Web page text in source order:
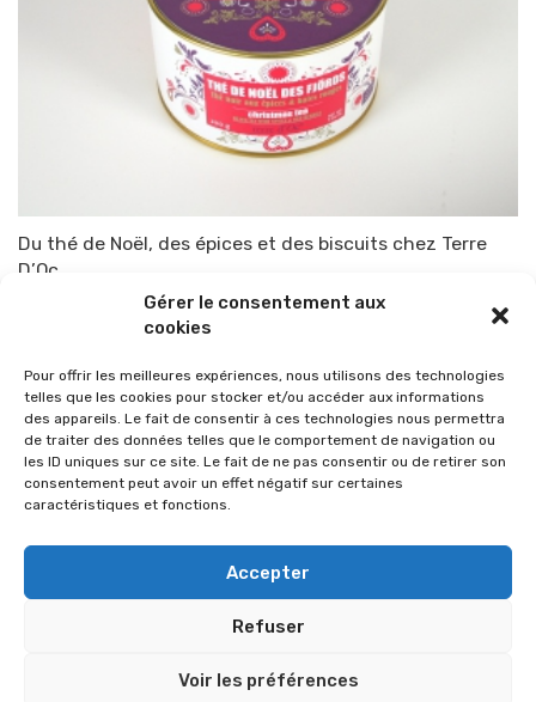
Gérer le consentement aux
cookies
Pour offrir les meilleures expériences, nous utilisons des technologies
telles que les cookies pour stocker et/ou accéder aux informations
des appareils. Le fait de consentir à ces technologies nous permettra
de traiter des données telles que le comportement de navigation ou
les ID uniques sur ce site. Le fait de ne pas consentir ou de retirer son
consentement peut avoir un effet négatif sur certaines
caractéristiques et fonctions.
Accepter
Refuser
Voir les préférences
Du thé de Noël, des épices et des biscuits chez Terre
D’Oc
TOP-PARENTS 22 novembre 2012